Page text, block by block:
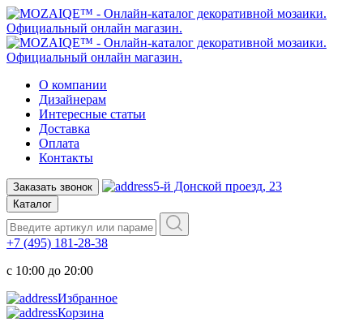
О компании
Дизайнерам
Интересные статьи
Доставка
Оплата
Контакты
Заказать звонок 5-й Донской проезд, 23
Каталог
+7 (495) 181-28-38
c 10:00 до 20:00
Избранное
Корзина